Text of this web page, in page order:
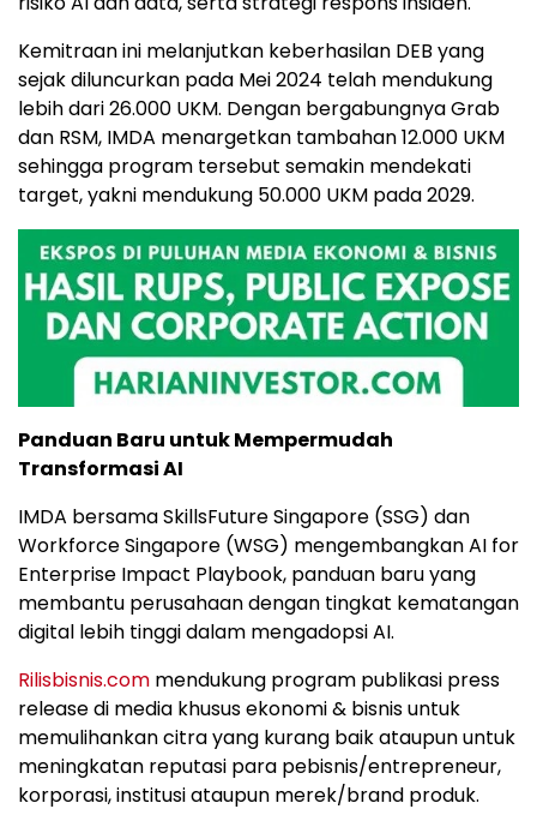
Kemitraan ini melanjutkan keberhasilan DEB yang
sejak diluncurkan pada Mei 2024 telah mendukung
lebih dari 26.000 UKM. Dengan bergabungnya Grab
dan RSM, IMDA menargetkan tambahan 12.000 UKM
sehingga program tersebut semakin mendekati
target, yakni mendukung 50.000 UKM pada 2029.
Panduan Baru untuk Mempermudah
Transformasi AI
IMDA bersama SkillsFuture Singapore (SSG) dan
Workforce Singapore (WSG) mengembangkan AI for
Enterprise Impact Playbook, panduan baru yang
membantu perusahaan dengan tingkat kematangan
digital lebih tinggi dalam mengadopsi AI.
Rilisbisnis.com mendukung program publikasi press
release di media khusus ekonomi & bisnis untuk
memulihankan citra yang kurang baik ataupun untuk
meningkatan reputasi para pebisnis/entrepreneur,
korporasi, institusi ataupun merek/brand produk.